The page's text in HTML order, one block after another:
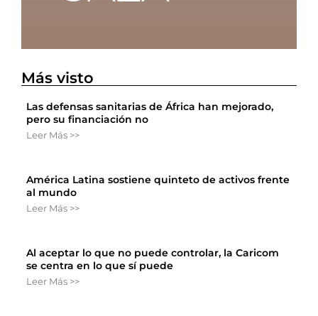
Más visto
Las defensas sanitarias de África han mejorado,
pero su financiación no
Leer Más >>
América Latina sostiene quinteto de activos frente
al mundo
Leer Más >>
Al aceptar lo que no puede controlar, la Caricom
se centra en lo que sí puede
Leer Más >>